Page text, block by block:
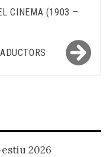
CINEMA (1903 –
2026